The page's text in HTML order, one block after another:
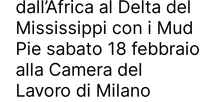
dall’Africa al Delta del
Mississippi con i Mud
Pie sabato 18 febbraio
alla Camera del
Lavoro di Milano